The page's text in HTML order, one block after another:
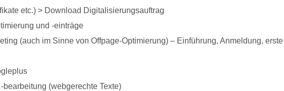
etc.) > Download Digitalisierungsauftrag
und -einträge
(auch im Sinne von Offpage-Optimierung) – Einführung, Anmeldung, erste
bearbeitung (webgerechte Texte)